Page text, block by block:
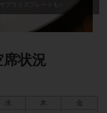
プライズプレートも♪
状況
水 木
金